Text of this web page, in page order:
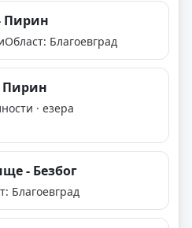
Пирин
Област: Благоевград
Пирин
· езера
- Безбог
Благоевград